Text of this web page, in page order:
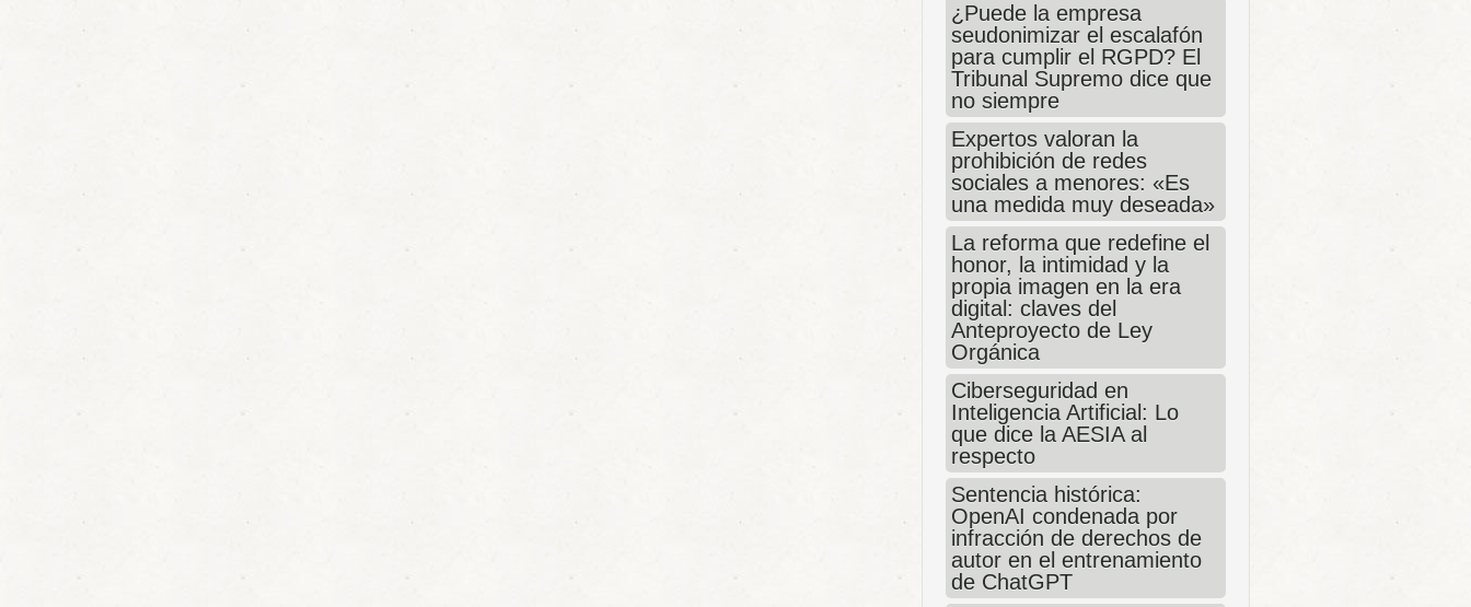
¿Puede la empresa
seudonimizar el escalafón
para cumplir el RGPD? El
Tribunal Supremo dice que
no siempre
Expertos valoran la
prohibición de redes
sociales a menores: «Es
una medida muy deseada»
La reforma que redefine el
honor, la intimidad y la
propia imagen en la era
digital: claves del
Anteproyecto de Ley
Orgánica
Ciberseguridad en
Inteligencia Artificial: Lo
que dice la AESIA al
respecto
Sentencia histórica:
OpenAI condenada por
infracción de derechos de
autor en el entrenamiento
de ChatGPT